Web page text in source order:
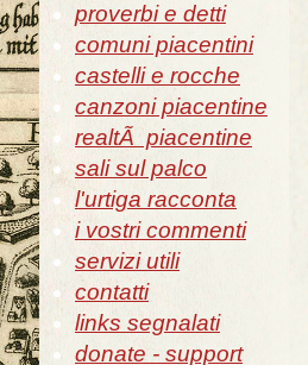
proverbi e detti
comuni piacentini
castelli e rocche
canzoni piacentine
realtÃ piacentine
sali sul palco
l'urtiga racconta
i vostri commenti
servizi utili
contatti
links segnalati
donate - support